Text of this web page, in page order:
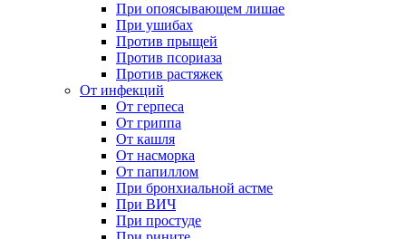
При опоясывающем лишае
При ушибах
Против прыщей
Против псориаза
Против растяжек
От инфекций
От герпеса
От гриппа
От кашля
От насморка
От папиллом
При бронхиальной астме
При ВИЧ
При простуде